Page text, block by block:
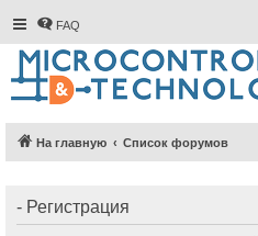
FAQ
На главную Список форумов
- Регистрация